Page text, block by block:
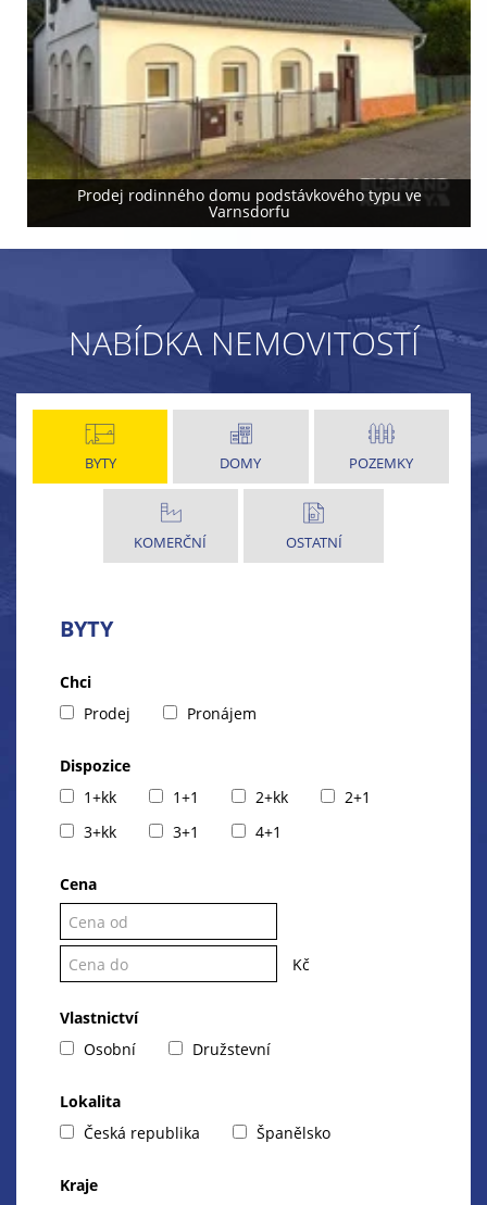
Prodej rodinného domu podstávkového typu ve
Varnsdorfu
NABÍDKA NEMOVITOSTÍ
BYTY DOMY POZEMKY
KOMERČNÍ OSTATNÍ
BYTY
Chci
Prodej
Pronájem
Dispozice
1+kk
1+1 2+kk
2+1
3+kk
3+1 4+1
Cena
Kč
Vlastnictví
Osobní
Družstevní
Lokalita
Česká republika
Španělsko
Kraje